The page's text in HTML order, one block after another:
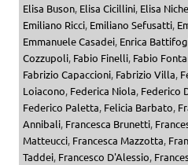
Elisa Buson, Elisa Cicillini, Elisa
Emiliano Ricci, Emiliano Sefusatti,
Emmanuele Casadei, Enrica
Cozzupoli, Fabio Finelli, Fabio
Fabrizio Capaccioni, Fabrizio Villa,
Loiacono, Federica Niola, Federico
Federico Paletta, Felicia Barbato,
Annibali, Francesca Brunetti,
Matteucci, Francesca Mazzotta,
Taddei, Francesco D'Alessio,